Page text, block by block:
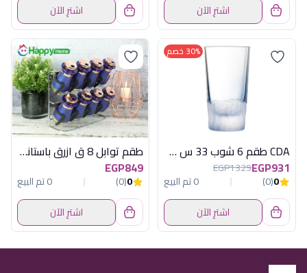
اشترِ الآن
اشترِ الآن
30% خصم
CDA طقم 6 شوب 33 س ل ازرق انتوشن
EGP931
EGP1329
0
(0)
0 تم البيع
اشترِ الآن
طقم توابل 8 ق ازرق باستاند هابى هوم
EGP849
0
(0)
0 تم البيع
اشترِ الآن